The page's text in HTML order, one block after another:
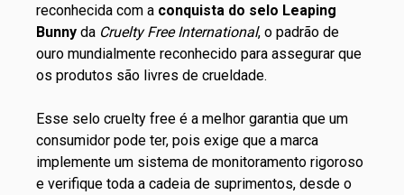
reconhecida com a conquista do selo Leaping
Bunny da Cruelty Free International, o padrão de
ouro mundialmente reconhecido para assegurar que
os produtos são livres de crueldade.
Esse selo cruelty free é a melhor garantia que um
consumidor pode ter, pois exige que a marca
implemente um sistema de monitoramento rigoroso
e verifique toda a cadeia de suprimentos, desde o